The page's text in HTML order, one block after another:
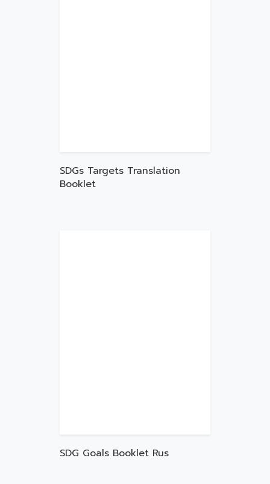
SDGs Targets Translation
Booklet
SDG Goals Booklet Rus